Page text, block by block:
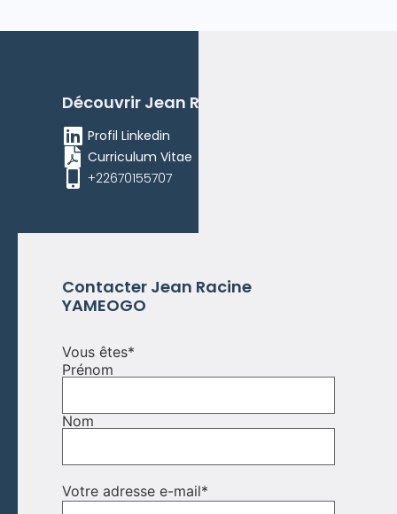
Découvrir Jean Racine
Profil Linkedin
Curriculum Vitae
+22670155707
Contacter Jean Racine
YAMEOGO
Vous êtes*
Prénom
Nom
Votre adresse e-mail*